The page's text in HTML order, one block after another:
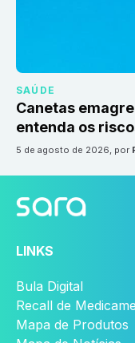
SAÚDE
Canetas
entenda os
5 de agosto de 2026, por
LINKS
Bula Digital
Recall de
Mapa de Produtos